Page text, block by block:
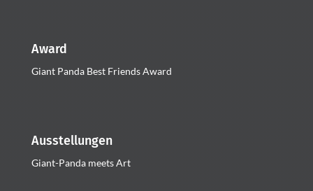
Award
Giant Panda Best Friends Award
Ausstellungen
Giant-Panda meets Art